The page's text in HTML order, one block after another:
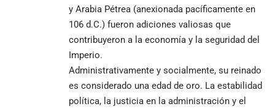
y Arabia Pétrea (anexionada pacíficamente en
106 d.C.) fueron adiciones valiosas que
contribuyeron a la economía y la seguridad del
Imperio.
Administrativamente y socialmente, su reinado
es considerado una edad de oro. La estabilidad
política, la justicia en la administración y el